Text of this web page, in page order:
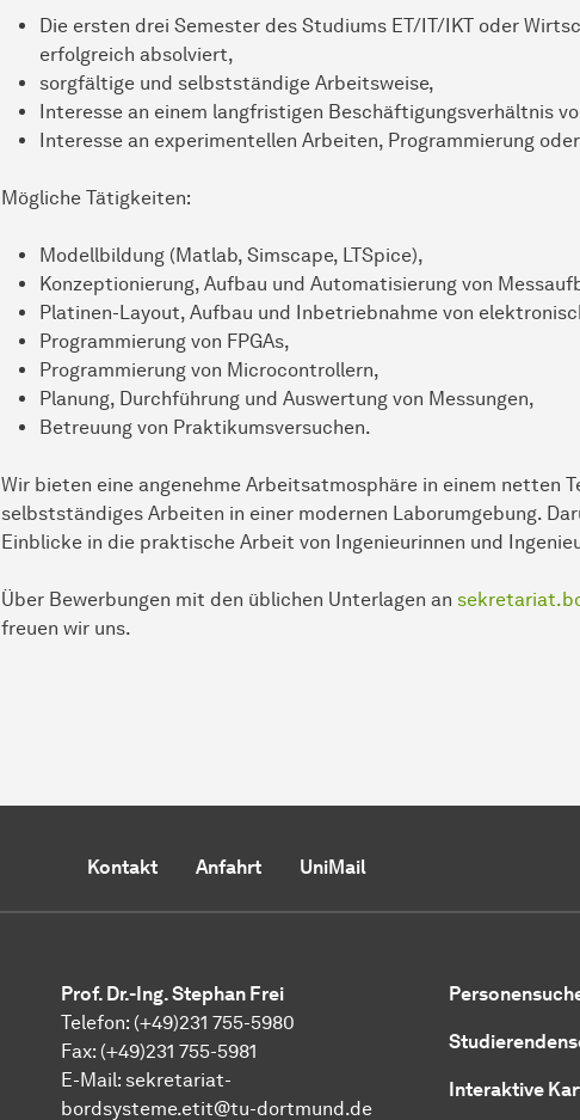
Die ersten drei Semester des Studiums ET/IT/IKT oder
erfolgreich absolviert,
sorgfältige und selbstständige Arbeitsweise,
Interesse an einem langfristigen Beschäftigungsverhältnis
Interesse an experimentellen Arbeiten, Programmierung
Mögliche Tätigkeiten:
Modellbildung (Matlab, Simscape, LTSpice),
Konzeptionierung, Aufbau und Automatisierung von
Platinen-Layout, Aufbau und Inbetriebnahme von
Programmierung von FPGAs,
Programmierung von Microcontrollern,
Planung, Durchführung und Auswertung von Messungen,
Betreuung von Praktikumsversuchen.
Wir bieten eine angenehme Arbeitsatmosphäre in einem netten
selbstständiges Arbeiten in einer modernen Laborumgebung.
Einblicke in die praktische Arbeit von Ingenieurinnen und
Über Bewerbungen mit den üblichen Unterlagen an
freuen wir uns.
Kontakt Anfahrt UniMail
Prof. Dr.-Ing. Stephan Frei
Telefon: (+49)231 755-5980
Fax: (+49)231 755-5981
E-Mail: sekretariat-
bordsysteme.etit@tu-dortmund.de
Interaktive